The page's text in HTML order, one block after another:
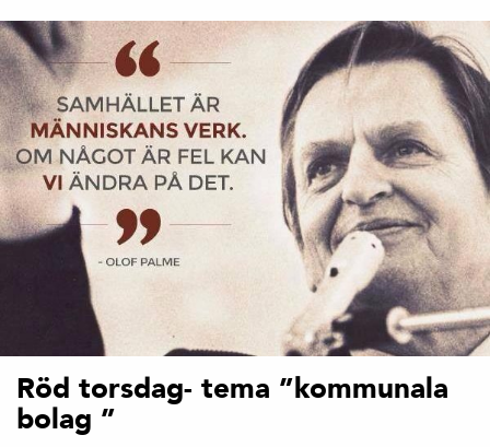
Röd torsdag- tema ”kommunala
bolag ”